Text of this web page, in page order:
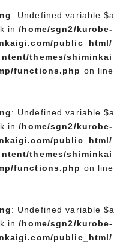
: Undefined variable $a
in/home/sgn2/kurobe-
public_html/
themes/shiminkai
functions.php on line
: Undefined variable $a
in/home/sgn2/kurobe-
public_html/
themes/shiminkai
functions.php on line
: Undefined variable $a
in/home/sgn2/kurobe-
public_html/